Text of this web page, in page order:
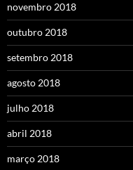
novembro 2018
outubro 2018
setembro 2018
agosto 2018
julho 2018
abril 2018
março 2018